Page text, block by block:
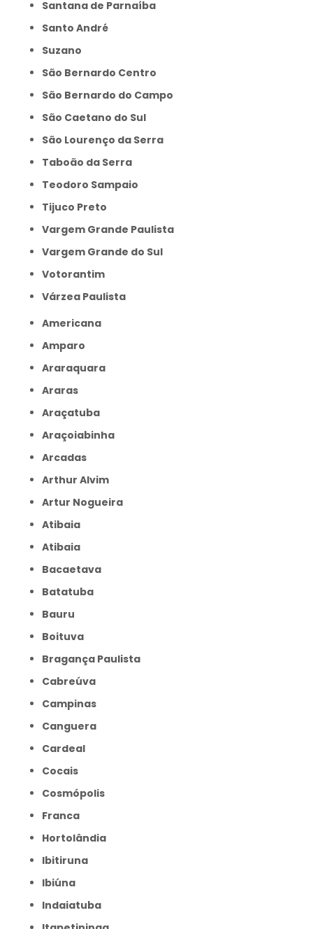
Santana de Parnaíba
Santo André
Suzano
São Bernardo Centro
São Bernardo do Campo
São Caetano do Sul
São Lourenço da Serra
Taboão da Serra
Teodoro Sampaio
Tijuco Preto
Vargem Grande Paulista
Vargem Grande do Sul
Votorantim
Várzea Paulista
Americana
Amparo
Araraquara
Araras
Araçatuba
Araçoiabinha
Arcadas
Arthur Alvim
Artur Nogueira
Atibaia
Atibaia
Bacaetava
Batatuba
Bauru
Boituva
Bragança Paulista
Cabreúva
Campinas
Canguera
Cardeal
Cocais
Cosmópolis
Franca
Hortolândia
Ibitiruna
Ibiúna
Indaiatuba